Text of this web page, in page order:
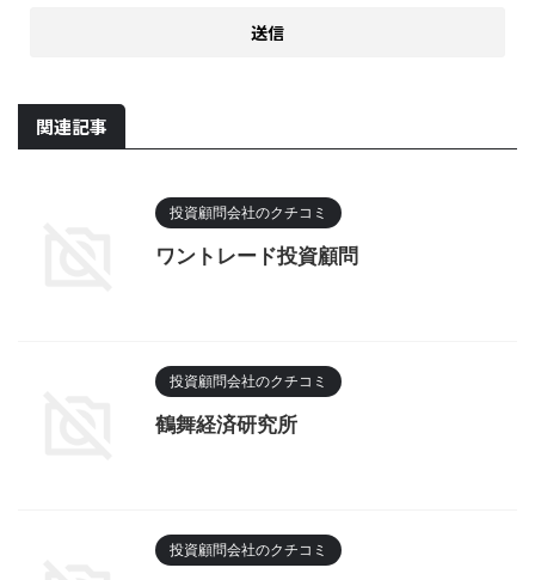
関連記事
投資顧問会社のクチコミ
ワントレード投資顧問
投資顧問会社のクチコミ
鶴舞経済研究所
投資顧問会社のクチコミ